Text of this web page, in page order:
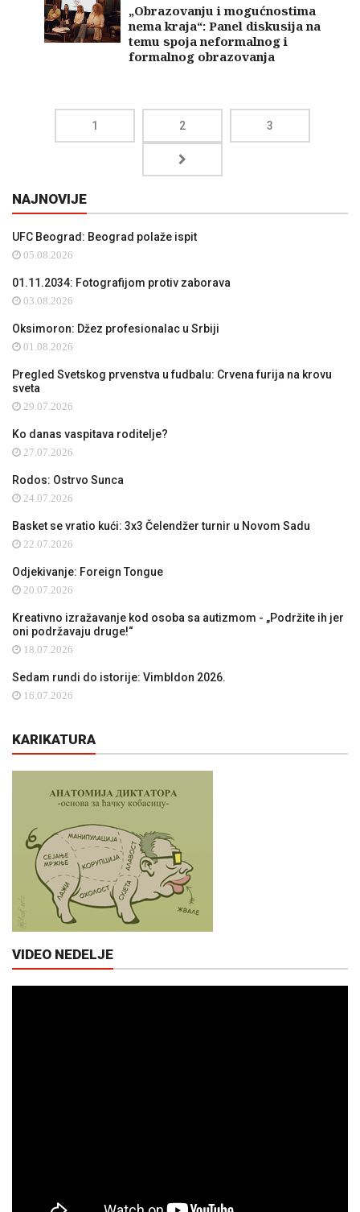
„Obrazovanju i mogućnostima
nema kraja“: Panel diskusija na
temu spoja neformalnog i
formalnog obrazovanja
1 2 3
NAJNOVIJE
UFC Beograd: Beograd polaže ispit
05.08.2026
01.11.2034: Fotografijom protiv zaborava
03.08.2026
Oksimoron: Džez profesionalac u Srbiji
01.08.2026
Pregled Svetskog prvenstva u fudbalu: Crvena furija na krovu
sveta
29.07.2026
Ko danas vaspitava roditelje?
27.07.2026
Rodos: Ostrvo Sunca
24.07.2026
Basket se vratio kući: 3x3 Čelendžer turnir u Novom Sadu
22.07.2026
Odjekivanje: Foreign Tongue
20.07.2026
Kreativno izražavanje kod osoba sa autizmom - „Podržite ih jer
oni podržavaju druge!“
18.07.2026
Sedam rundi do istorije: Vimbldon 2026.
16.07.2026
KARIKATURA
VIDEO NEDELJE